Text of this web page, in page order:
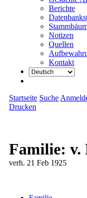
Berichte
Notizen
Quellen
Kontakt
Startseite Suche
Drucken
Familie: v.
verh. 21 Feb 1925